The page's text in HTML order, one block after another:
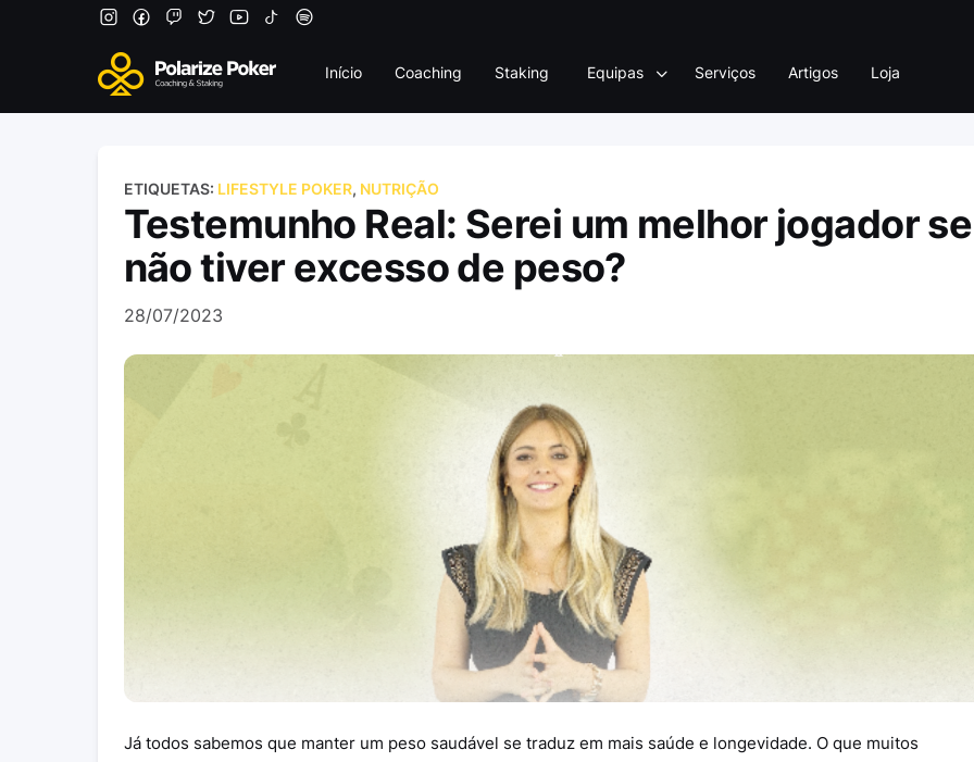
Início Coaching Staking Equipas Serviços Artigos Loja
ETIQUETAS: LIFESTYLE POKER, NUTRIÇÃO
Testemunho Real: Serei um melhor jogador se
não tiver excesso de peso?
28/07/2023
Já todos sabemos que manter um peso saudável se traduz em mais saúde e longevidade. O que muitos